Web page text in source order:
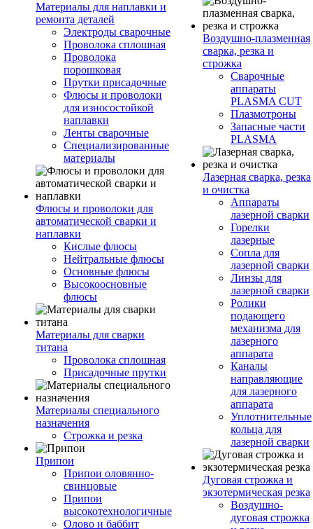
Материалы для наплавки и
ремонта деталей
Электроды сварочные
Проволока сплошная
Проволока
порошковая
Прутки присадочные
Флюсы и проволоки
для износостойкой
наплавки
Ленты сварочные
Специализированные
материалы
Флюсы и проволоки для
автоматической сварки и
наплавки
Кислые флюсы
Нейтральные флюсы
Основные флюсы
Высокоосновные
флюсы
Материалы для сварки
титана
Проволока сплошная
Присадочные прутки
Материалы специального
назначения
Строжка и резка
Припои
Припои оловянно-
свинцовые
Припои
высокотехнологичные
Олово и баббит
Воздушно-плазменная
сварка, резка и
строжка
Сварочные
аппараты
PLASMA CUT
Плазмотроны
Запасные части
PLASMA
Лазерная сварка, резка
и очистка
Аппараты
лазерной сварки
Горелки
лазерные
Сопла для
лазерной сварки
Линзы для
лазерной сварки
Ролики
подающего
механизма для
лазерного
аппарата
Каналы
направляющие
для лазерного
аппарата
Уплотнительные
кольца для
лазерной сварки
Дуговая строжка и
экзотермическая резка
Воздушно-
дуговая строжка